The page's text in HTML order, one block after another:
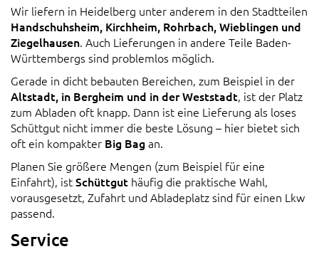
Wir liefern in Heidelberg unter anderem in den Stadtteilen
Handschuhsheim, Kirchheim, Rohrbach, Wieblingen und
Ziegelhausen. Auch Lieferungen in andere Teile Baden-
Württembergs sind problemlos möglich.
Gerade in dicht bebauten Bereichen, zum Beispiel in der
Altstadt, in Bergheim und in der Weststadt, ist der Platz
zum Abladen oft knapp. Dann ist eine Lieferung als loses
Schüttgut nicht immer die beste Lösung – hier bietet sich
oft ein kompakter Big Bagan.
Planen Sie größere Mengen (zum Beispiel für eine
Einfahrt), istSchüttgut häufig die praktische Wahl,
vorausgesetzt, Zufahrt und Abladeplatz sind für einen Lkw
passend.
Service